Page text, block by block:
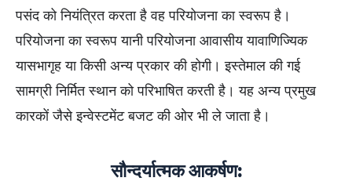
पसंद को नियंत्रित करता है वह परियोजना का स्वरूप है।
परियोजना का स्वरूप यानी परियोजना आवासीय यावाणिज्यिक
यासभागृह या किसी अन्य प्रकार की होगी। इस्तेमाल की गई
सामग्री निर्मित स्थान को परिभाषित करती है। यह अन्य प्रमुख
कारकों जैसे इन्वेस्टमेंट बजट की ओर भी ले जाता है।
सौन्दर्यात्मक आकर्षण: